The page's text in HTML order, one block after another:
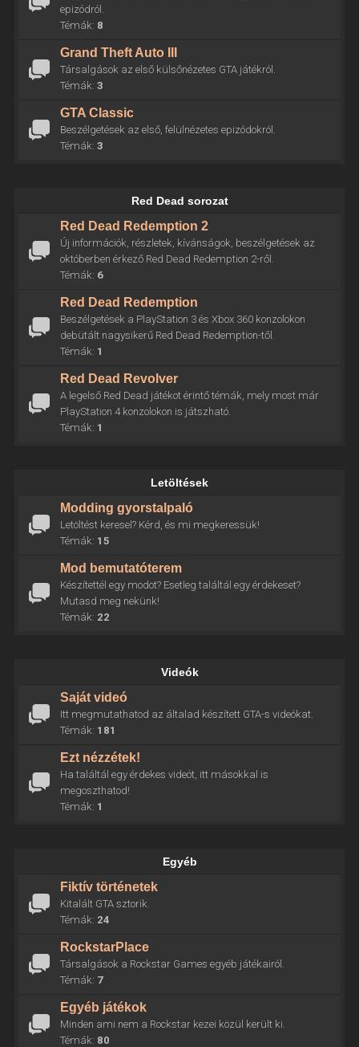
epizódról.
Témák: 8
Grand Theft Auto III
Társalgások az első külsőnézetes GTA játékról.
Témák: 3
GTA Classic
Beszélgetések az első, felülnézetes epizódokról.
Témák: 3
Red Dead sorozat
Red Dead Redemption 2
Új információk, részletek, kívánságok, beszélgetések az
októberben érkező Red Dead Redemption 2-ről.
Témák: 6
Red Dead Redemption
Beszélgetések a PlayStation 3 és Xbox 360 konzolokon
debütált nagysikerű Red Dead Redemption-től.
Témák: 1
Red Dead Revolver
A legelső Red Dead játékot érintő témák, mely most már
PlayStation 4 konzolokon is játszható.
Témák: 1
Letöltések
Modding gyorstalpaló
Letöltést keresel? Kérd, és mi megkeressük!
Témák: 15
Mod bemutatóterem
Készítettél egy modot? Esetleg találtál egy érdekeset?
Mutasd meg nekünk!
Témák: 22
Videók
Saját videó
Itt megmutathatod az általad készített GTA-s videókat.
Témák: 181
Ezt nézzétek!
Ha találtál egy érdekes videót, itt másokkal is
megoszthatod!
Témák: 1
Egyéb
Fiktív történetek
Kitalált GTA sztorik.
Témák: 24
RockstarPlace
Társalgások a Rockstar Games egyéb játékairól.
Témák: 7
Egyéb játékok
Minden ami nem a Rockstar kezei közül került ki.
Témák: 80